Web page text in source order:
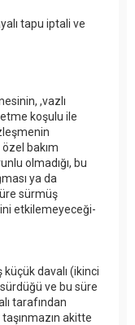
tapu iptali ve
,vazlı
koşulu ile
bakım
olmadığı, bu
ya da
sürmüş
etkilemeyeceği-
davalı (ikinci
ve bu süre
tarafından
taşınmazın akitte